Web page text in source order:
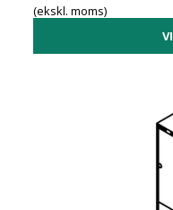
(ekskl. moms)